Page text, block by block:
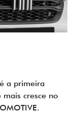
a primeira
mais cresce no